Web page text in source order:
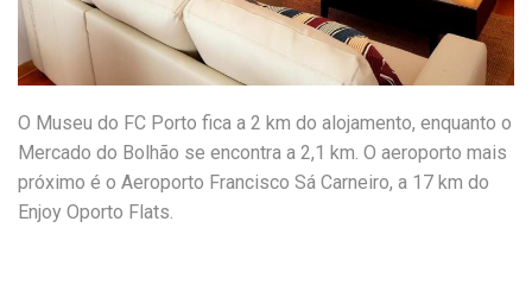
O Museu do FC Porto fica a 2 km do alojamento, enquanto o
Mercado do Bolhão se encontra a 2,1 km. O aeroporto mais
próximo é o Aeroporto Francisco Sá Carneiro, a 17 km do
Enjoy Oporto Flats.